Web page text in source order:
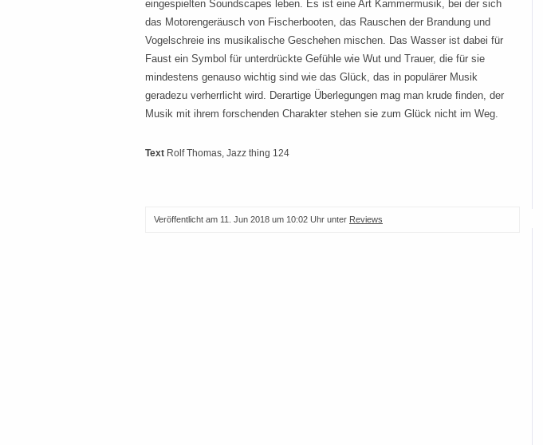
eingespielten Soundscapes leben. Es ist eine Art Kammermusik, bei der sich
das Motorengeräusch von Fischerbooten, das Rauschen der Brandung und
Vogelschreie ins musikalische Geschehen mischen. Das Wasser ist dabei für
Faust ein Symbol für unterdrückte Gefühle wie Wut und Trauer, die für sie
mindestens genauso wichtig sind wie das Glück, das in populärer Musik
geradezu verherrlicht wird. Derartige Überlegungen mag man krude finden, der
Musik mit ihrem forschenden Charakter stehen sie zum Glück nicht im Weg.
Text Rolf Thomas, Jazz thing 124
Veröffentlicht am 11. Jun 2018 um 10:02 Uhr unter Reviews